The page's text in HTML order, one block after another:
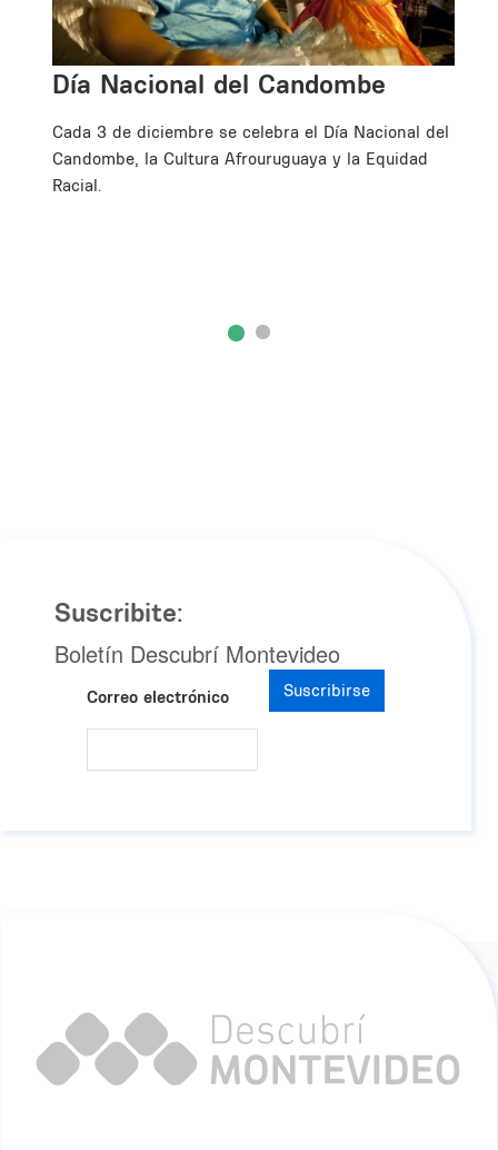
Día Nacional del Candombe
Cada 3 de diciembre se celebra el Día Nacional del
Candombe, la Cultura Afrouruguaya y la Equidad
Racial.
Suscribite:
Boletín Descubrí Montevideo
Correo electrónico Suscribirse